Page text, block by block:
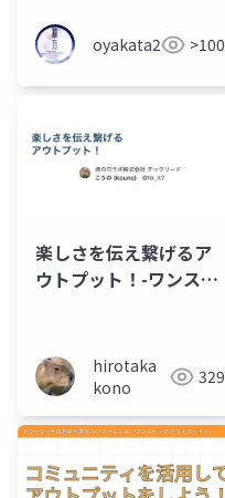
oyakata2438 >100
楽しさを伝え繋げるア
ウトプット！-ワンスト
hirotaka
kono
329